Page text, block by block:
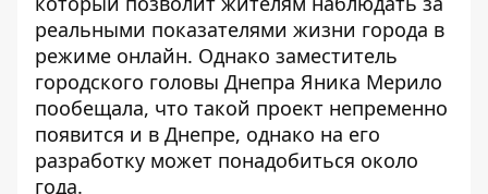
реальными показателями жизни города в
режиме онлайн. Однако заместитель
городского головы Днепра Яника Мерило
пообещала, что такой проект непременно
появится и в Днепре, однако на его
разработку может понадобиться около
года.